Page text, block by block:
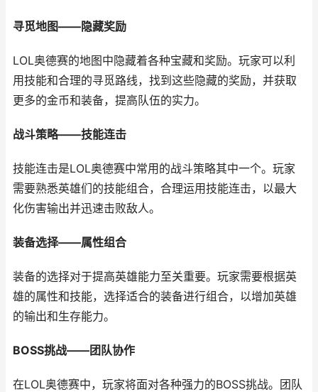
寻觅地图——隐藏奖励
LOL奥德赛的地图中隐藏着各种宝藏和奖励。玩家可以利
用技能和合理的寻觅路线，找到这些隐藏的奖励，并获取
更多的金币和装备，提高队伍的实力。
战斗策略——技能连击
技能连击是LOL奥德赛中常用的战斗策略其中一个。玩家
需要熟悉英雄们的技能组合，合理运用技能连击，以最大
化伤害输出并迅速击败敌人。
装备选择——属性组合
装备的选择对于提高英雄能力至关重要。玩家需要根据英
雄的属性和技能，选择适合的装备进行组合，以增加英雄
的输出和生存能力。
BOSS挑战——团队协作
在LOL奥德赛中，玩家将面对各种强力的BOSS挑战。团队